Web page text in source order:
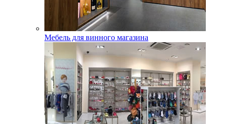
Мебель для винного магазина